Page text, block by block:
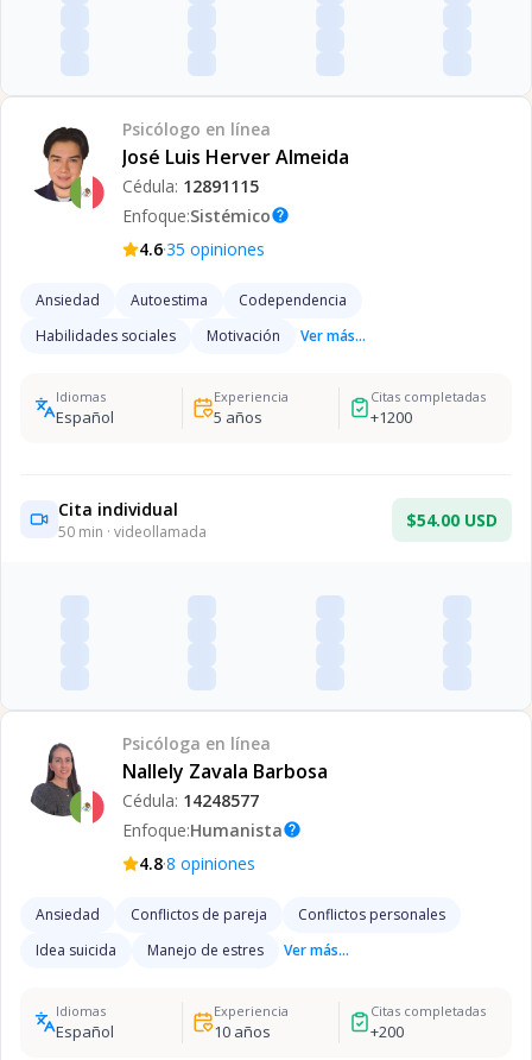
Psicólogo en línea
José Luis Herver Almeida
Cédula: 12891115
Enfoque:Sistémicohelp
4.6·35 opiniones
Ansiedad Autoestima
Codependencia
Habilidades sociales
Motivación Ver más...
Idiomas
Español
Experiencia
5 años
Citas completadas
+1200
Cita individual
50 min · videollamada
$54.00 USD
Psicóloga en línea
Nallely Zavala Barbosa
Cédula: 14248577
Enfoque:Humanistahelp
4.8·8 opiniones
Ansiedad Conflictos de pareja
Conflictos personales
Idea suicida
Manejo de estres Ver más...
Idiomas
Español
Experiencia
10años
Citas completadas
+200